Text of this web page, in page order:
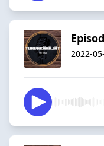
2022-